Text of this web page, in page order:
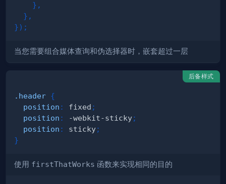
} ,
} ,
}) ;
当您需要组合媒体查询和伪选择器时，嵌套超过一层
后备样式
.header {
position : fixed ;
position : -webkit-sticky;
position : sticky;
}
使用 firstThatWorks 函数来实现相同的目的